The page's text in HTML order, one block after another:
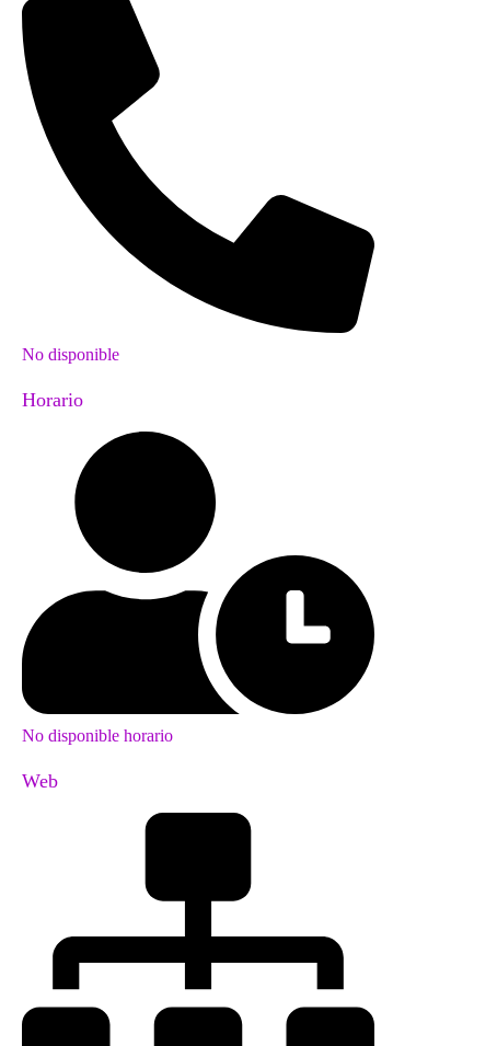
No disponible
Horario
No disponible horario
Web